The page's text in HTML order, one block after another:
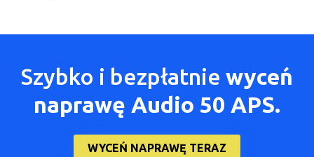
Szybko i bezpłatnie wyceń
naprawę Audio 50 APS.
WYCEŃ NAPRAWĘ TERAZ